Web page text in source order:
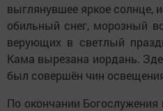
выглянувшее яркое солнце,
обильный снег, морозный
верующих в светлый
Кама вырезана иордань.
был совершён чин
По окончании Богослужения